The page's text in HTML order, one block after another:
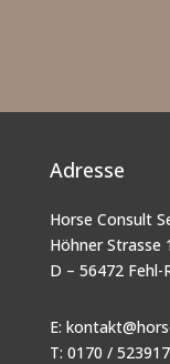
Adresse
Horse Consult
Höhner Strasse
D – 56472 Fehl-
E:
T: 0170 /